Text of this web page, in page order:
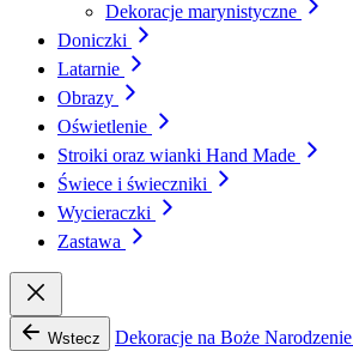
Dekoracje marynistyczne
Doniczki
Latarnie
Obrazy
Oświetlenie
Stroiki oraz wianki Hand Made
Świece i świeczniki
Wycieraczki
Zastawa
Wstecz Dekoracje na Boże Narodzenie